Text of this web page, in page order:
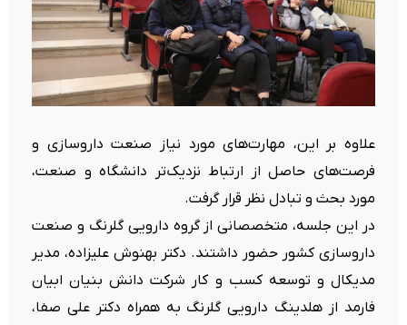
علاوه بر این، مهارت‌های مورد نیاز صنعت داروسازی و
فرصت‌های حاصل از ارتباط نزدیک‌تر دانشگاه و صنعت،
مورد بحث و تبادل نظر قرار گرفت.
در این جلسه، متخصصانی از گروه دارویی گلرنگ و صنعت
داروسازی کشور حضور داشتند. دکتر بهنوش علیزاده، مدیر
مدیکال و توسعه کسب و کار شرکت دانش بنیان ابیان
فارمد از هلدینگ دارویی گلرنگ به همراه دکتر علی صفا،